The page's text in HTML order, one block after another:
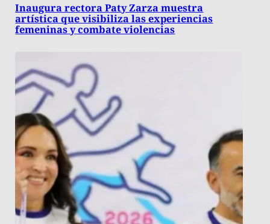
Inaugura rectora Paty Zarza muestra
artística que visibiliza las experiencias
femeninas y combate violencias